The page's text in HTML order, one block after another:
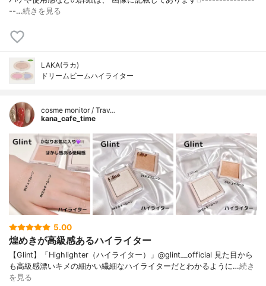
--…続きを見る
LAKA(ラカ)
ドリームビームハイライター
cosme monitor / Trav…
kana_cafe_time
5.00
煌めきが高級感あるハイライター
【Glint】「Highlighter（ハイライター）」@glint__official 見た目から
も高級感漂いキメの細かい繊細なハイライターだとわかるように…続き
を見る